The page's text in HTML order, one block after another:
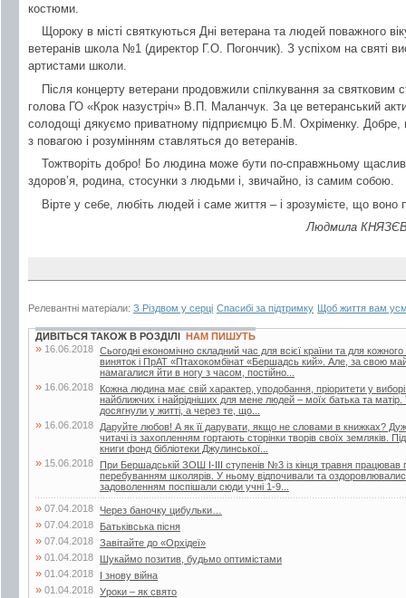
костюми.
Щороку в місті святкуються Дні ветерана та людей поважного
ветеранів школа №1 (директор Г.О. Погончик). З успіхом на святі
артистами школи.
Після концерту ветерани продовжили спілкування за
голова ГО «Крок назустріч» В.П. Маланчук. За це ветеранський
солодощі дякуємо приватному підприємцю Б.М. Охріменку.
з повагою і розумінням ставляться до ветеранів.
Тожтворіть добро! Бо людина може бути по-справжньому
здоров’я, родина, стосунки з людьми і, звичайно, із самим собою.
Вірте у себе, любіть людей і саме життя – і зрозумієте, що воно
Людмила КНЯЗЄВА,
Релевантні матеріали: З Різдвом у серці Спасибі за підтримку Щоб життя вам
ДИВІТЬСЯ ТАКОЖ В РОЗДІЛІ НАМ ПИШУТЬ
» 16.06.2018 Сьогодні економічно складний час для всієї країни та для
виняток і ПрАТ «Птахокомбінат «Бершадсь кий». Але, за свою
намагалися йти в ногу з часом, постійно...
» 16.06.2018
Кожна людина має свій характер, уподобання, пріоритети у
найближчих і найрідніших для мене людей – моїх батька та
досягнули у житті, а через те, що...
» 16.06.2018
Даруйте любов! А як її дарувати, якщо не словами в книжках?
читачі із захопленням гортають сторінки творів своїх земляків.
книги фонд бібліотеки Джулинської...
» 15.06.2018
При Бершадській ЗОШ І-ІІІ ступенів №3 із кінця травня
перебуванням школярів. У ньому відпочивали та
задоволенням поспішали сюди учні 1-9...
» 07.04.2018 Через баночку цибульки…
» 07.04.2018 Батьківська пісня
» 07.04.2018 Завітайте до «Орхідеї»
» 01.04.2018 Шукаймо позитив, будьмо оптимістами
» 01.04.2018 І знову війна
» 01.04.2018 Уроки – як свято